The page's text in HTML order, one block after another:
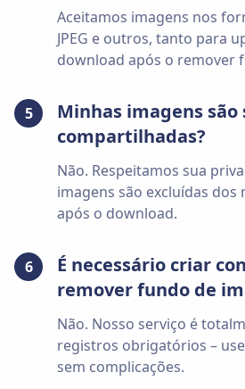
Aceitamos imagens nos
JPEG e outros, tanto para
download após o remover
5
Minhas imagens são
compartilhadas?
Não. Respeitamos sua
imagens são excluídas dos
após o download.
6
É necessário criar
remover fundo de
Não. Nosso serviço é
registros obrigatórios –
sem complicações.